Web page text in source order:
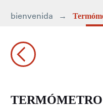
bienvenida